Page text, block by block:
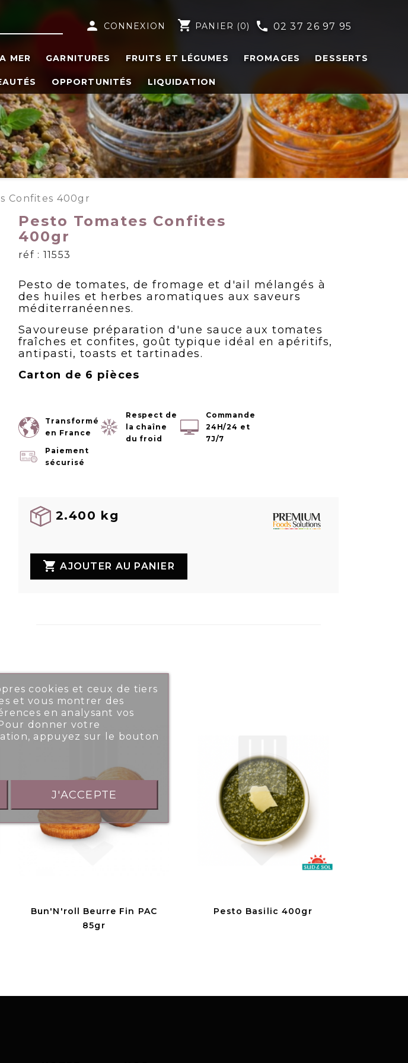
person CONNEXION shopping_cart PANIER (0) phone 02 37 26 97 95
MER GARNITURES FRUITS ET LÉGUMES FROMAGES DESSERTS
OPPORTUNITÉS LIQUIDATION
Confites 400gr
Pesto Tomates Confites
400gr
réf : 11553
Pesto de tomates, de fromage et d'ail mélangés à
des huiles et herbes aromatiques aux saveurs
méditerranéennes.
Savoureuse préparation d'une sauce aux tomates
fraîches et confites, goût typique idéal en apéritifs,
antipasti, toasts et tartinades.
Carton de 6 pièces
Transformé
en France
Respect de
la chaîne
du froid
Commande
24H/24 et
7J/7
Paiement
sécurisé
2.400 kg
 AJOUTER AU PANIER
Bun'N'roll Beurre Fin PAC
85gr
Pesto Basilic 400gr
cookies et ceux de tiers
et vous montrer des
en analysant vos
donner votre
appuyez sur le bouton
J'ACCEPTE